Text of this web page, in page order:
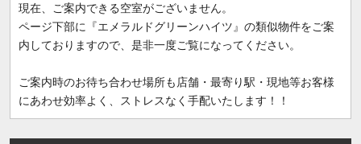
現在、ご案内できる空室がございません。
ページ下部に『エメラルドグリーンハイツ』の類似物件をご案
内しておりますので、是非一度ご覧になってください。
ご案内時のお待ち合わせ場所も店舗・最寄り駅・現地等お客様
にあわせ効率よく、ストレスなく手配いたします！！